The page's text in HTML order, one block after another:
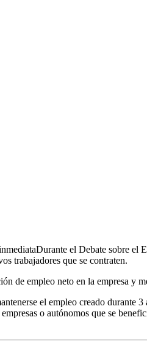
de
el Debate sobre el
trabajadores que se contraten.
de empleo neto en la empresa y
el empleo creado durante
o autónomos que se